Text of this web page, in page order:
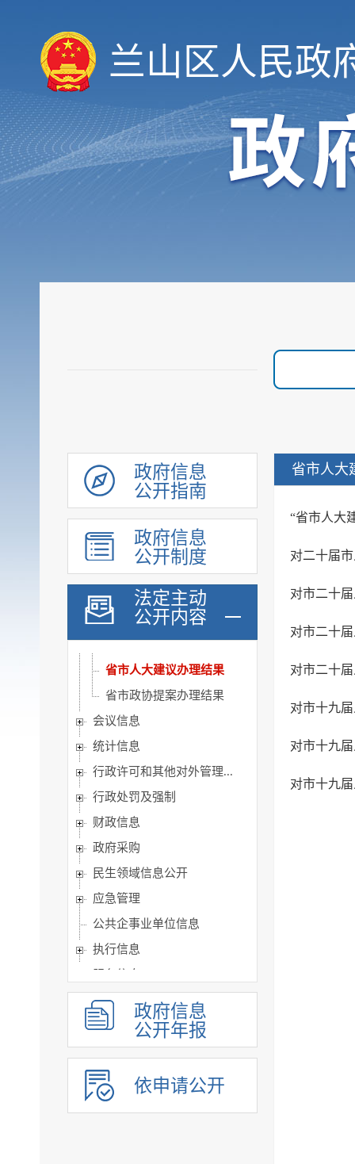
兰山区人民政
政府信息
公开指南
政府信息
公开制度
法定主动
公开内容
履职依据
政府工作报告
重大决策预公开
建议提案办理公示平台
人大建议办理结果
政协提案办理结果
区级建议提案办理总体...
部门建议提案办理总体...
省市人大建议办理结果
省市政协提案办理结果
会议信息
统计信息
行政许可和其他对外管理...
行政处罚及强制
财政信息
政府采购
民生领域信息公开
应急管理
公共企事业单位信息
执行信息
政府信息
公开年报
依申请公开
省市人大
“省市人大
对市二十